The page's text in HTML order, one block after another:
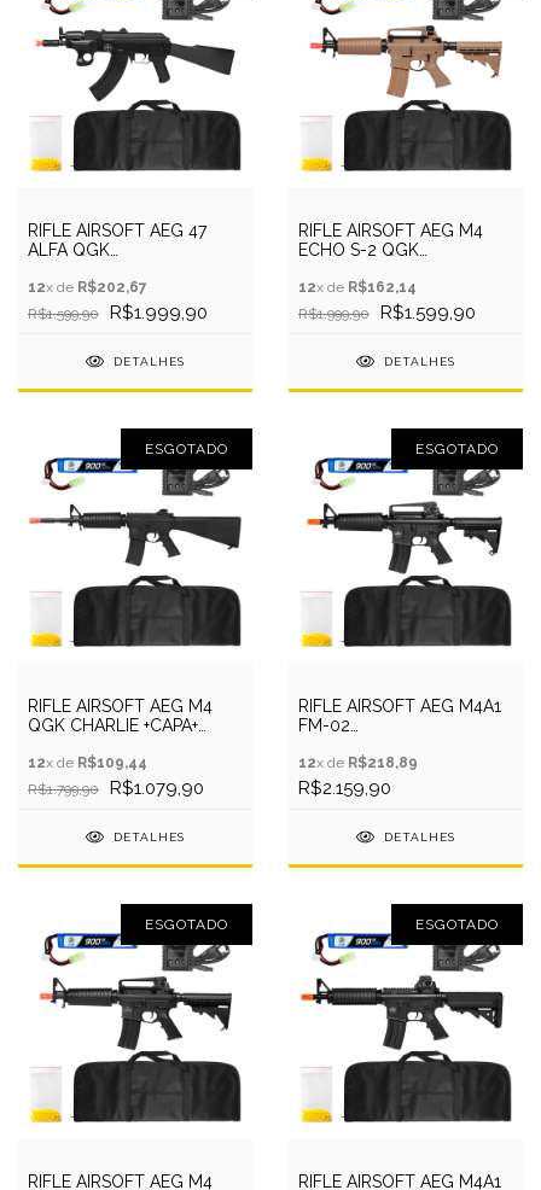
RIFLE AIRSOFT AEG 47
ALFA QGK
12x de R$202,67
R$1.599,90
R$1.999,90
DETALHES
RIFLE AIRSOFT AEG M4
ECHO S-2 QGK
12x de R$162,14
R$1.999,90
R$1.599,90
DETALHES
ESGOTADO
RIFLE AIRSOFT AEG M4
QGK CHARLIE +CAPA+
12x de R$109,44
R$1.799,90
R$1.079,90
DETALHES
ESGOTADO
RIFLE AIRSOFT AEG M4A1
FM-02
12x de R$218,89
R$2.159,90
DETALHES
ESGOTADO
RIFLE AIRSOFT AEG M4
ESGOTADO
RIFLE AIRSOFT AEG M4A1